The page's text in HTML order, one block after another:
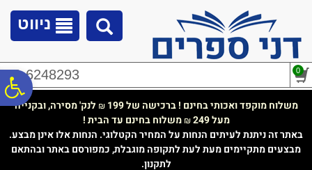
נגישות
ניווט
02-6248293 0
משלוח מוקפד ואכותי בחינם ! ברכישה של 199 ₪ לנק' מסירה, ובקנייה
מעל 249
₪משלוח בחינם עד הבית !
באתר זה ניתנת לעיתים הנחות על המחיר הקטלוגי. הנחות אלו אינן מבצע.
מבצעים מתקיימים מעת לעת לתקופה מוגבלת, כמפורסם באתר ובהתאם
לתקנון.